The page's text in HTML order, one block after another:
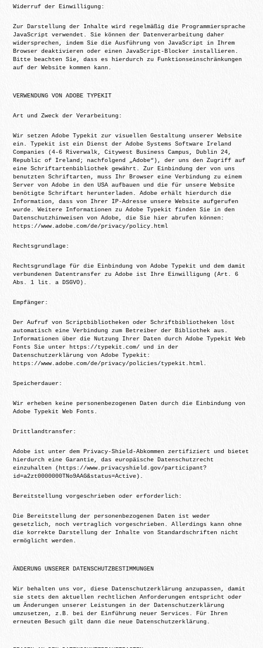
Widerruf der Einwilligung:
Zur Darstellung der Inhalte wird regelmäßig die Programmiersprache
JavaScript verwendet. Sie können der Datenverarbeitung daher
widersprechen, indem Sie die Ausführung von JavaScript in Ihrem
Browser deaktivieren oder einen JavaScript-Blocker installieren.
Bitte beachten Sie, dass es hierdurch zu Funktionseinschränkungen
auf der Website kommen kann.
VERWENDUNG VON ADOBE TYPEKIT
Art und Zweck der Verarbeitung:
Wir setzen Adobe Typekit zur visuellen Gestaltung unserer Website
ein. Typekit ist ein Dienst der Adobe Systems Software Ireland
Companies (4-6 Riverwalk, Citywest Business Campus, Dublin 24,
Republic of Ireland; nachfolgend „Adobe“), der uns den Zugriff auf
eine Schriftartenbibliothek gewährt. Zur Einbindung der von uns
benutzten Schriftarten, muss Ihr Browser eine Verbindung zu einem
Server von Adobe in den USA aufbauen und die für unsere Website
benötigte Schriftart herunterladen. Adobe erhält hierdurch die
Information, dass von Ihrer IP-Adresse unsere Website aufgerufen
wurde. Weitere Informationen zu Adobe Typekit finden Sie in den
Datenschutzhinweisen von Adobe, die Sie hier abrufen können:
https://www.adobe.com/de/privacy/policy.html
Rechtsgrundlage:
Rechtsgrundlage für die Einbindung von Adobe Typekit und dem damit
verbundenen Datentransfer zu Adobe ist Ihre Einwilligung (Art. 6
Abs. 1 lit. a DSGVO).
Empfänger:
Der Aufruf von Scriptbibliotheken oder Schriftbibliotheken löst
automatisch eine Verbindung zum Betreiber der Bibliothek aus.
Informationen über die Nutzung Ihrer Daten durch Adobe Typekit Web
Fonts Sie unter https://typekit.com/ und in der
Datenschutzerklärung von Adobe Typekit:
https://www.adobe.com/de/privacy/policies/typekit.html.
Speicherdauer:
Wir erheben keine personenbezogenen Daten durch die Einbindung von
Adobe Typekit Web Fonts.
Drittlandtransfer:
Adobe ist unter dem Privacy-Shield-Abkommen zertifiziert und bietet
hierdurch eine Garantie, das europäische Datenschutzrecht
einzuhalten (https://www.privacyshield.gov/participant?
id=a2zt0000000TNo9AAG&status=Active).
Bereitstellung vorgeschrieben oder erforderlich:
Die Bereitstellung der personenbezogenen Daten ist weder
gesetzlich, noch vertraglich vorgeschrieben. Allerdings kann ohne
die korrekte Darstellung der Inhalte von Standardschriften nicht
ermöglicht werden.
ÄNDERUNG UNSERER DATENSCHUTZBESTIMMUNGEN
Wir behalten uns vor, diese Datenschutzerklärung anzupassen, damit
sie stets den aktuellen rechtlichen Anforderungen entspricht oder
um Änderungen unserer Leistungen in der Datenschutzerklärung
umzusetzen, z.B. bei der Einführung neuer Services. Für Ihren
erneuten Besuch gilt dann die neue Datenschutzerklärung.